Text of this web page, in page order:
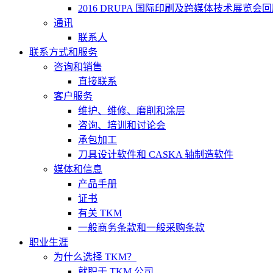
2016 DRUPA 国际印刷及跨媒体技术展览会
通讯
联系人
联系方式和服务
咨询和销售
直接联系
客户服务
维护、维修、磨削和涂层
咨询、培训和讨论会
承包加工
刀具设计软件和 CASKA 轴制造软件
媒体和信息
产品手册
证书
有关 TKM
一般商务条款和一般采购条款
职业生涯
为什么选择 TKM？